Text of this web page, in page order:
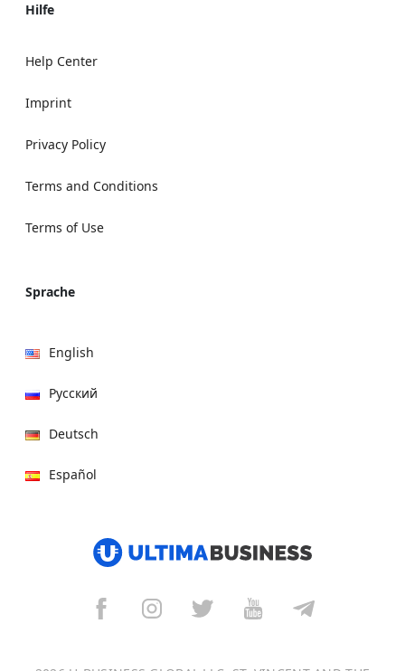
Hilfe
Help Center
Imprint
Privacy Policy
Terms and Conditions
Terms of Use
Sprache
English
Русский
Deutsch
Español